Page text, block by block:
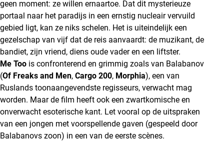
geen moment: ze willen ernaartoe. Dat dit mysterieuze
portaal naar het paradijs in een ernstig nucleair vervuild
gebied ligt, kan ze niks schelen. Het is uiteindelijk een
gezelschap van vijf dat de reis aanvaardt: de muzikant, de
bandiet, zijn vriend, diens oude vader en een liftster.
Me Too is confronterend en grimmig zoals van Balabanov
(Of Freaks and Men, Cargo 200, Morphia), een van
Ruslands toonaangevendste regisseurs, verwacht mag
worden. Maar de film heeft ook een zwartkomische en
onverwacht esoterische kant. Let vooral op de uitspraken
van een jongen met voorspellende gaven (gespeeld door
Balabanovs zoon) in een van de eerste scènes.